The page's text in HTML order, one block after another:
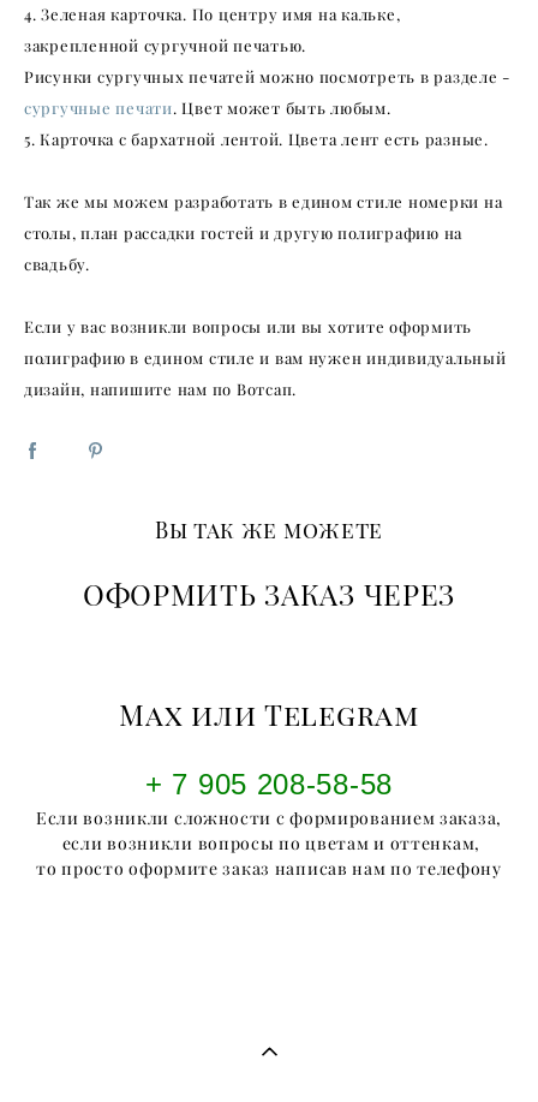
4. Зеленая карточка. По центру имя на кальке,
закрепленной сургучной печатью.
Рисунки сургучных печатей можно посмотреть в разделе -
сургучные печати. Цвет может быть любым.
5. Карточка с бархатной лентой. Цвета лент есть разные.
Так же мы можем разработать в едином стиле номерки на
столы, план рассадки гостей и другую полиграфию на
свадьбу.
Если у вас возникли вопросы или вы хотите оформить
полиграфию в едином стиле и вам нужен индивидуальный
дизайн, напишите нам по Вотсап.
Вы так же можете
ОФОРМИТЬ ЗАКАЗ ЧЕРЕЗ
Max или Telegram
+ 7 905 208-58-58
Если возникли сложности с формированием заказа,
если возникли вопросы по цветам и оттенкам,
то просто оформите заказ написав нам по телефону